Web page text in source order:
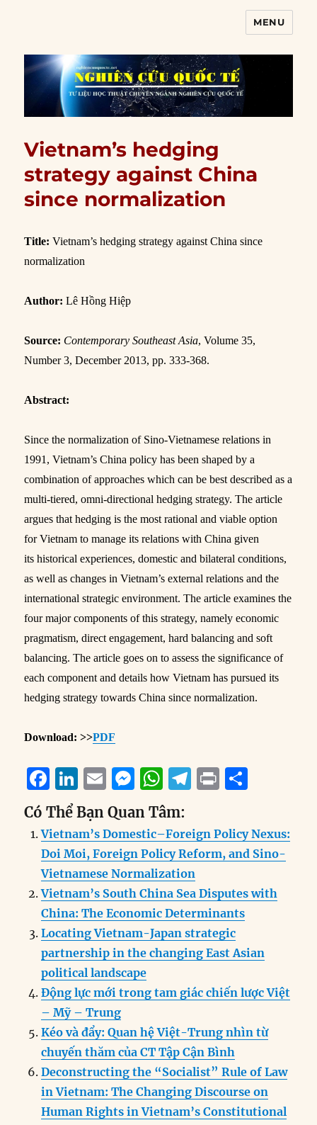
MENU
Vietnam’s hedging
strategy against China
since normalization
Title: Vietnam’s hedging strategy against China since
normalization
Author: Lê Hồng Hiệp
Source: Contemporary Southeast Asia, Volume 35,
Number 3, December 2013, pp. 333-368.
Abstract:
Since the normalization of Sino-Vietnamese relations in
1991, Vietnam’s China policy has been shaped by a
combination of approaches which can be best described as a
multi-tiered, omni-directional hedging strategy. The article
argues that hedging is the most rational and viable option
for Vietnam to manage its relations with China given
its historical experiences, domestic and bilateral conditions,
as well as changes in Vietnam’s external relations and the
international strategic environment. The article examines the
four major components of this strategy, namely economic
pragmatism, direct engagement, hard balancing and soft
balancing. The article goes on to assess the significance of
each component and details how Vietnam has pursued its
hedging strategy towards China since normalization.
Download: >>PDF
F
a
c
e
b
o
o
k
Li
n
k
e
d
I
n
E
m
ai
l
M
e
ss
e
n
g
er
W
h
at
s
A
p
p
T
e
g
r
a
m
P
n
t
a
re
Có Thể Bạn Quan Tâm:
Vietnam’s Domestic–Foreign Policy Nexus:
Doi Moi, Foreign Policy Reform, and Sino-
Vietnamese Normalization
Vietnam’s South China Sea Disputes with
China: The Economic Determinants
Locating Vietnam-Japan strategic
partnership in the changing East Asian
political landscape
Động lực mới trong tam giác chiến lược Việt
– Mỹ – Trung
Kéo và đẩy: Quan hệ Việt-Trung nhìn từ
chuyến thăm của CT Tập Cận Bình
Deconstructing the “Socialist” Rule of Law
in Vietnam: The Changing Discourse on
Human Rights in Vietnam’s Constitutional